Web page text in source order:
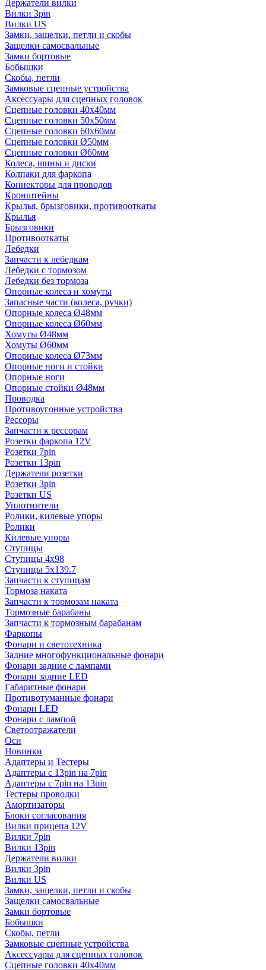
Держатели вилки
Вилки 3pin
Вилки US
Замки, защелки, петли и скобы
Защелки самосвальные
Замки бортовые
Бобышки
Скобы, петли
Замковые сцепные устройства
Аксессуары для сцепных головок
Сцепные головки 40x40мм
Сцепные головки 50x50мм
Сцепные головки 60x60мм
Сцепные головки Ø50мм
Сцепные головки Ø60мм
Колеса, шины и диски
Колпаки для фаркопа
Коннекторы для проводов
Кронштейны
Крылья, брызговики, противооткаты
Крылья
Брызговики
Противооткаты
Лебедки
Запчасти к лебедкам
Лебедки с тормозом
Лебедки без тормоза
Опорные колеса и хомуты
Запасные части (колеса, ручки)
Опорные колеса Ø48мм
Опорные колеса Ø60мм
Хомуты Ø48мм
Хомуты Ø60мм
Опорные колеса Ø73мм
Опорные ноги и стойки
Опорные ноги
Опорные стойки Ø48мм
Проводка
Противоугонные устройства
Рессоры
Запчасти к рессорам
Розетки фаркопа 12V
Розетки 7pin
Розетки 13pin
Держатели розетки
Розетки 3pin
Розетки US
Уплотнители
Ролики, килевые упоры
Ролики
Килевые упоры
Ступицы
Ступицы 4x98
Ступицы 5x139.7
Запчасти к ступицам
Тормоза наката
Запчасти к тормозам наката
Тормозные барабаны
Запчасти к тормозным барабанам
Фаркопы
Фонари и светотехника
Задние многофункциональные фонари
Фонари задние с лампами
Фонари задние LED
Габаритные фонари
Противотуманные фонари
Фонари LED
Фонари с лампой
Светоотражатели
Оси
Новинки
Адаптеры и Тестеры
Адаптеры с 13pin на 7pin
Адаптеры с 7pin на 13pin
Тестеры проводки
Амортизаторы
Блоки согласования
Вилки прицепа 12V
Вилки 7pin
Вилки 13pin
Держатели вилки
Вилки 3pin
Вилки US
Замки, защелки, петли и скобы
Защелки самосвальные
Замки бортовые
Бобышки
Скобы, петли
Замковые сцепные устройства
Аксессуары для сцепных головок
Сцепные головки 40x40мм